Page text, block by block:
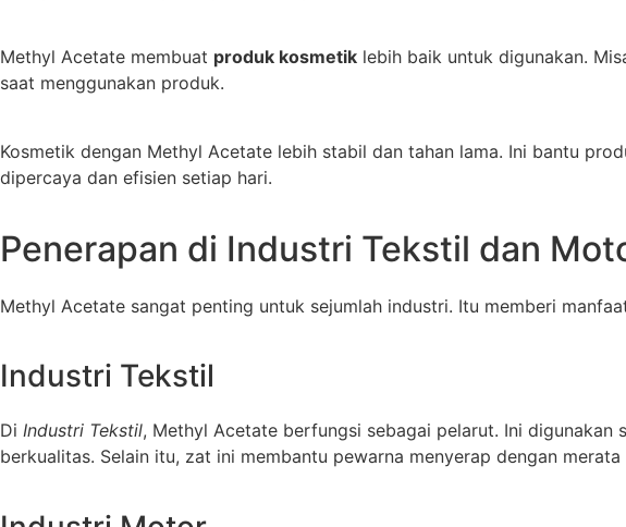
Methyl Acetate membuat produk kosmetik lebih baik untuk digunakan.
saat menggunakan produk.
Kosmetik dengan Methyl Acetate lebih stabil dan tahan lama. Ini bantu
dipercaya dan efisien setiap hari.
Penerapan di Industri Tekstil dan
Methyl Acetate sangat penting untuk sejumlah industri. Itu memberi
Industri Tekstil
Di Industri Tekstil, Methyl Acetate berfungsi sebagai pelarut. Ini digunakan
berkualitas. Selain itu, zat ini membantu pewarna menyerap dengan merata